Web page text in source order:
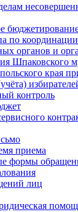
по
органов и
Шпаковского
края
контроль
приема
формы
лиц